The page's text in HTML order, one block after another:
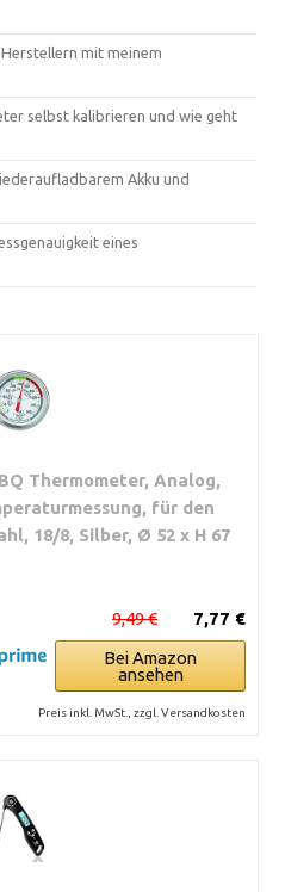
mit meinem
selbst kalibrieren und wie geht
Akku und
eines
Thermometer, Analog,
für den
18/8, Silber, Ø 52 x H 67
7,77 €
9,49 €
Bei Amazon
ansehen
Preis inkl. MwSt., zzgl. Versandkosten